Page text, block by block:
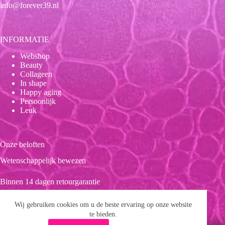
Wij gebruiken cookies om u de beste ervaring op onze website
te bieden.
info@forever39.nl
INFORMATIE
Webshop
Beauty
Collageen
In shape
Happy aging
Persoonlijk
Leuk
Onze beloften
Wetenschappelijk bewezen
Binnen 14 dagen retourgarantie
Duurzaam